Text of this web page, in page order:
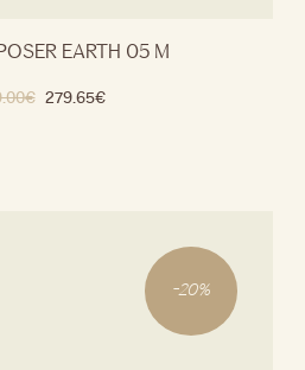
EARTH 05 M
€ 279.65€
-20%